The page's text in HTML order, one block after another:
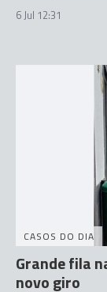
6 Jul 12:31
CASOS DO DIA
Grande fila
novo giro